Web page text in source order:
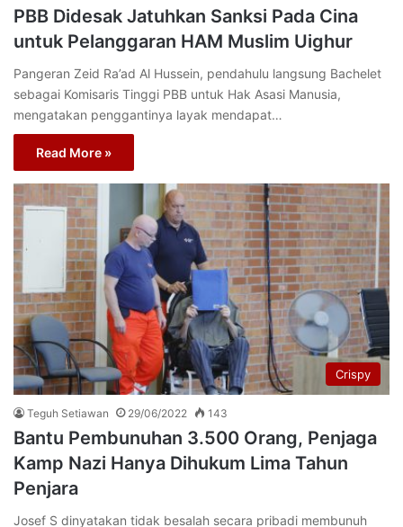
PBB Didesak Jatuhkan Sanksi Pada Cina
untuk Pelanggaran HAM Muslim Uighur
Pangeran Zeid Ra’ad Al Hussein, pendahulu langsung Bachelet
sebagai Komisaris Tinggi PBB untuk Hak Asasi Manusia,
mengatakan penggantinya layak mendapat…
Read More »
Crispy
Teguh Setiawan 29/06/2022 143
Bantu Pembunuhan 3.500 Orang, Penjaga
Kamp Nazi Hanya Dihukum Lima Tahun
Penjara
Josef S dinyatakan tidak besalah secara pribadi membunuh